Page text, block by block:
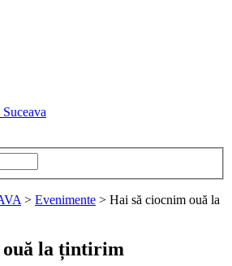
> Evenimente > Hai să ciocnim ouă la
ouă la țintirim